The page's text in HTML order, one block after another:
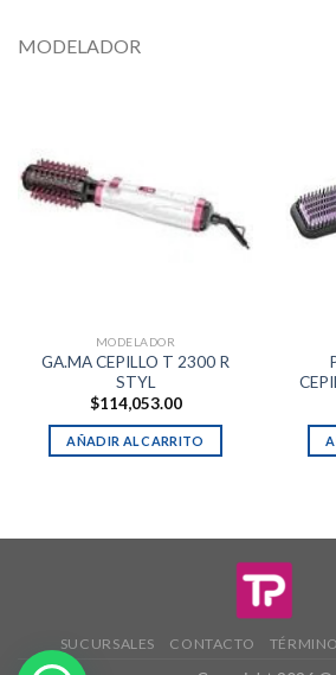
MODELADOR
MODELADOR
GA.MA CEPILLO T 2300 R
STYL
$114,053.00
AÑADIR AL CARRITO
SUCURSALES CONTACTO